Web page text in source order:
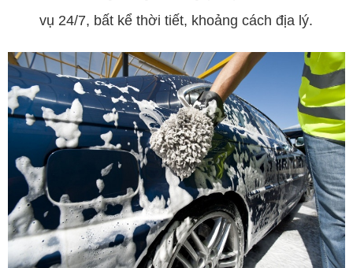
vụ 24/7, bất kể thời tiết, khoảng cách địa lý.